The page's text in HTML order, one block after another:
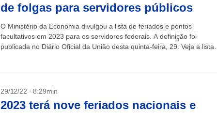
de folgas para servidores públicos
O Ministério da Economia divulgou a lista de feriados e pontos
facultativos em 2023 para os servidores federais. A definição foi
publicada no Diário Oficial da União desta quinta-feira, 29. Veja a lista
29/12/22 - 8:29min
2023 terá nove feriados nacionais e